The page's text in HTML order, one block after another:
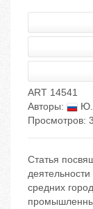
ART 14541
Авторы:
Ю.
Просмотров:
Статья
средних